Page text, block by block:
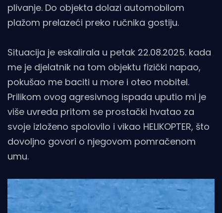
plivanje. Do objekta dolazi automobilom
plažom prelazeći preko ručnika gostiju.
Situacija je eskalirala u petak 22.08.2025. kada
me je djelatnik na tom objektu fizički napao,
pokušao me baciti u more i oteo mobitel.
Prilikom ovog agresivnog ispada uputio mi je
više uvreda pritom se prostački hvatao za
svoje izloženo spolovilo i vikao HELIKOPTER, što
dovoljno govori o njegovom pomračenom
umu.